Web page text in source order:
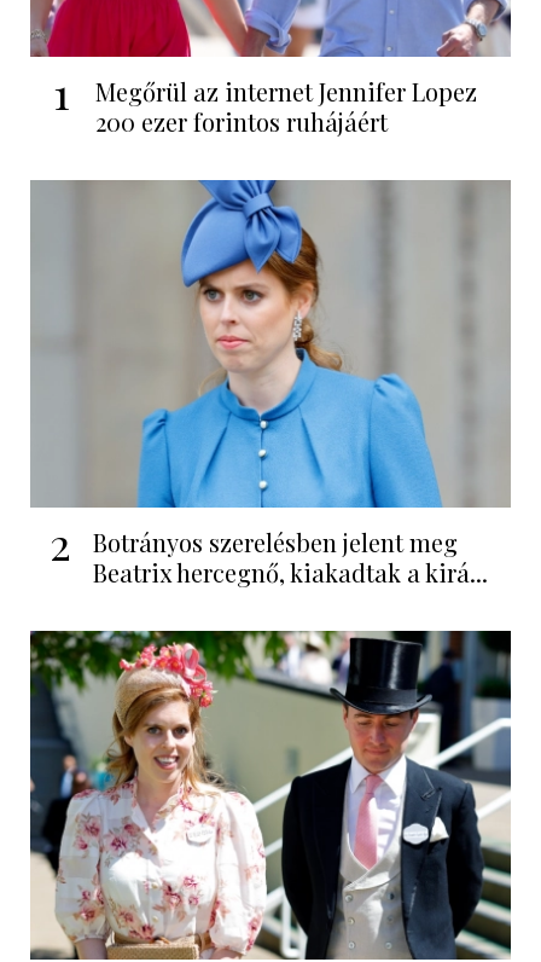
1
Megőrül az internet Jennifer Lopez
200 ezer forintos ruhájáért
2
Botrányos szerelésben jelent meg
Beatrix hercegnő, kiakadtak a kirá...